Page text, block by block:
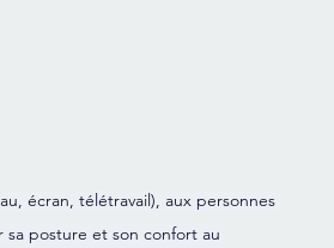
écran, télétravail), aux personnes
sa posture et son confort au